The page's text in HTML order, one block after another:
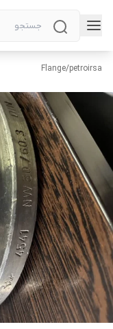
petroirsa
/
Flange